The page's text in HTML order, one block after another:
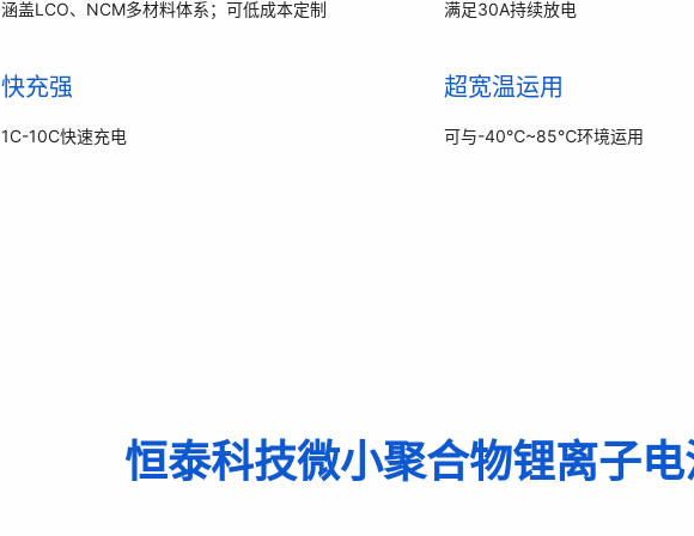
涵盖LCO、NCM多材料体系；可低成本定制 满足30A持续放电
快充强
1C-10C快速充电
超宽温运用
可与-40℃~85℃环境运用
恒泰科技微小聚合物锂离子